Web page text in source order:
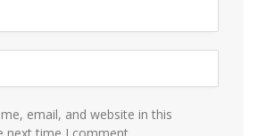
email, and website in this